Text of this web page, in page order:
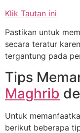
Klik Tautan ini
Pastikan untuk
secara teratur
tergantung pada
Tips
Maghrib
Untuk
berikut beberapa